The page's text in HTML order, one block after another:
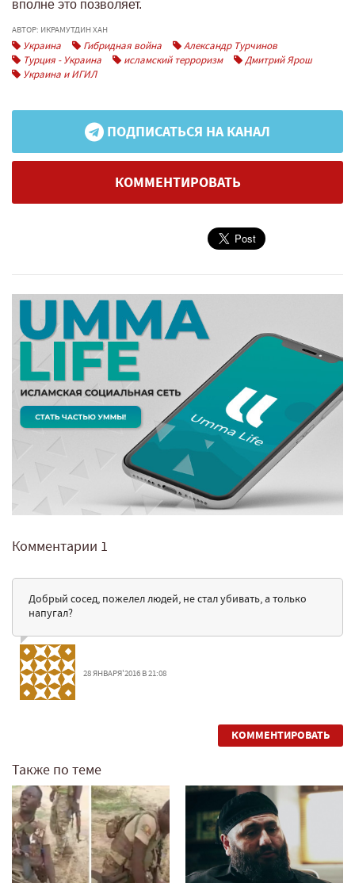
вполне это позволяет.
АВТОР: ИКРАМУТДИН ХАН
Украина Гибридная война
Александр Турчинов
Турция - Украина
исламский терроризм
Дмитрий Ярош
Украина и ИГИЛ
ПОДПИСАТЬСЯ НА КАНАЛ
КОММЕНТИРОВАТЬ
Комментарии 1
Добрый сосед, пожелел людей, не стал убивать, а только
напугал?
28 ЯНВАРЯ'2016 В 21:08
КОММЕНТИРОВАТЬ
Также по теме